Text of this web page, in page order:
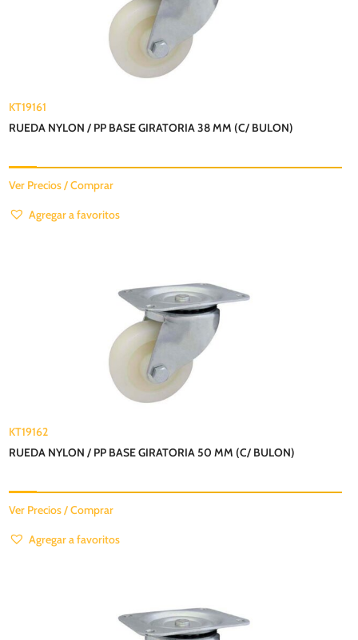
KT19161
RUEDA NYLON / PP BASE GIRATORIA 38 MM (C/ BULON)
Ver Precios / Comprar
Agregar a favoritos
KT19162
RUEDA NYLON / PP BASE GIRATORIA 50 MM (C/ BULON)
Ver Precios / Comprar
Agregar a favoritos